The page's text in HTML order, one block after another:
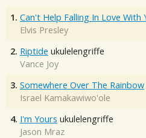
1. Can't Help Falling In Love With
Elvis Presley
2. Riptide ukulelengriffe
Vance Joy
3. Somewhere Over The Rainbow
Israel Kamakawiwo'ole
4. I'm Yours ukulelengriffe
Jason Mraz